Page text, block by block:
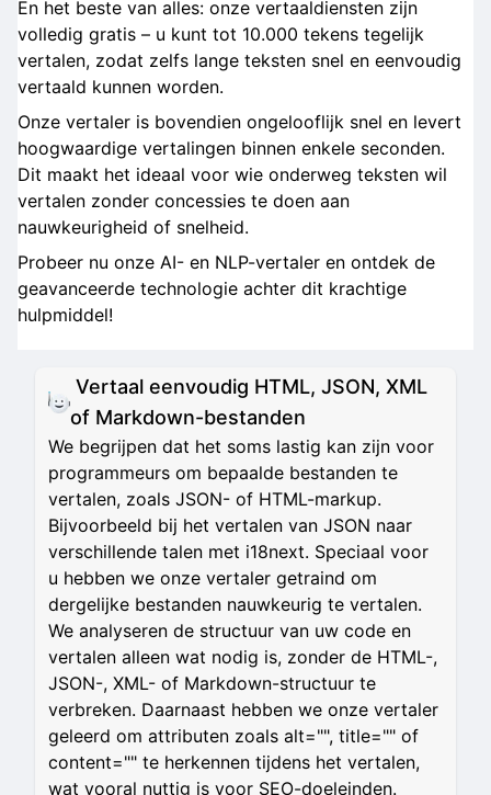
En het beste van alles: onze vertaaldiensten zijn
volledig gratis – u kunt tot 10.000 tekens tegelijk
vertalen, zodat zelfs lange teksten snel en eenvoudig
vertaald kunnen worden.
Onze vertaler is bovendien ongelooflijk snel en levert
hoogwaardige vertalingen binnen enkele seconden.
Dit maakt het ideaal voor wie onderweg teksten wil
vertalen zonder concessies te doen aan
nauwkeurigheid of snelheid.
Probeer nu onze AI- en NLP-vertaler en ontdek de
geavanceerde technologie achter dit krachtige
hulpmiddel!
Vertaal eenvoudig HTML, JSON, XML
of Markdown-bestanden
We begrijpen dat het soms lastig kan zijn voor
programmeurs om bepaalde bestanden te
vertalen, zoals JSON- of HTML-markup.
Bijvoorbeeld bij het vertalen van JSON naar
verschillende talen met i18next. Speciaal voor
u hebben we onze vertaler getraind om
dergelijke bestanden nauwkeurig te vertalen.
We analyseren de structuur van uw code en
vertalen alleen wat nodig is, zonder de HTML-,
JSON-, XML- of Markdown-structuur te
verbreken. Daarnaast hebben we onze vertaler
geleerd om attributen zoals alt="", title="" of
content="" te herkennen tijdens het vertalen,
wat vooral nuttig is voor SEO-doeleinden.